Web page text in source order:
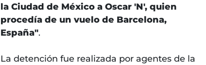
la Ciudad de México a Oscar 'N', quien
procedía de un vuelo de Barcelona,
España".
La detención fue realizada por agentes de la